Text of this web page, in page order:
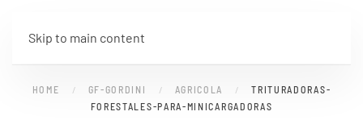
Skip to main content
HOME GF-GORDINI AGRICOLA
TRITURADORAS-
FORESTALES-PARA-MINICARGADORAS